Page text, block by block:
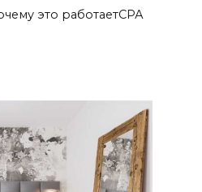
это работаетСРА